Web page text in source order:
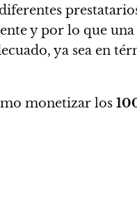
y por lo que
ya sea en
monetizar los